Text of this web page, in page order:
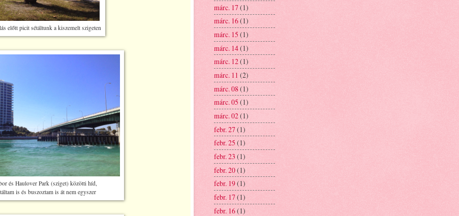
előtt picit sétáltunk a kiszemelt szigeten
és Haulover Park (sziget) közötti híd,
is és buszoztam is át nem egyszer
márc. 17(1)
márc. 16(1)
márc. 15 (1)
márc. 14(1)
márc. 12(1)
márc. 11 (2)
márc. 08(1)
márc. 05 (1)
márc. 02(1)
febr. 27(1)
febr. 25 (1)
febr. 23 (1)
febr. 20(1)
febr. 19(1)
febr. 17(1)
febr. 16(1)